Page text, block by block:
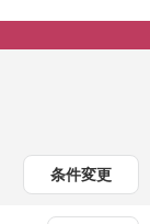
条件変更